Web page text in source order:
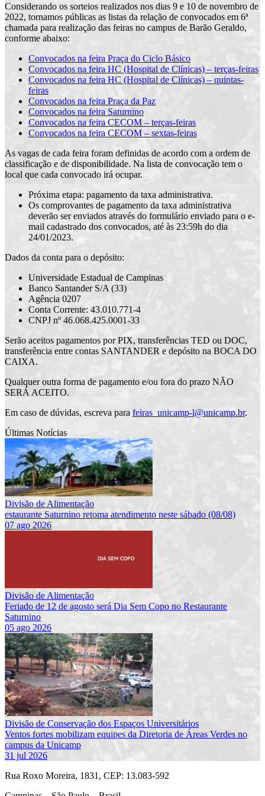
Considerando os sorteios realizados nos dias 9 e 10 de novembro de
2022, tornamos públicas as listas da relação de convocados em 6ª
chamada para realização das feiras no campus de Barão Geraldo,
conforme abaixo:
Convocados na feira Praça do Ciclo Básico
Convocados na feira HC (Hospital de Clínicas) – terças-feiras
Convocados na feira HC (Hospital de Clínicas) – quintas-
feiras
Convocados na feira Praça da Paz
Convocados na feira Saturnino
Convocados na feira CECOM – terças-feiras
Convocados na feira CECOM – sextas-feiras
As vagas de cada feira foram definidas de acordo com a ordem de
classificação e de disponibilidade. Na lista de convocação tem o
local que cada convocado irá ocupar.
Próxima etapa: pagamento da taxa administrativa.
Os comprovantes de pagamento da taxa administrativa
deverão ser enviados através do formulário enviado para o e-
mail cadastrado dos convocados, até às 23:59h do dia
24/01/2023.
Dados da conta para o depósito:
Universidade Estadual de Campinas
Banco Santander S/A (33)
Agência 0207
Conta Corrente: 43.010.771-4
CNPJ nº 46.068.425.0001-33
Serão aceitos pagamentos por PIX, transferências TED ou DOC,
transferência entre contas SANTANDER e depósito na BOCA DO
CAIXA.
Qualquer outra forma de pagamento e/ou fora do prazo NÃO
SERÁ ACEITO.
Em caso de dúvidas, escreva para feiras_unicamp-l@unicamp.br.
Últimas Notícias
Divisão de Alimentação
estaurante Saturnino retoma atendimento neste sábado (08/08)
07 ago 2026
Divisão de Alimentação
Feriado de 12 de agosto será Dia Sem Copo no Restaurante
Saturnino
05 ago 2026
Divisão de Conservação dos Espaços Universitários
Ventos fortes mobilizam equipes da Diretoria de Áreas Verdes no
campus da Unicamp
31 jul 2026
Rua Roxo Moreira, 1831, CEP: 13.083-592